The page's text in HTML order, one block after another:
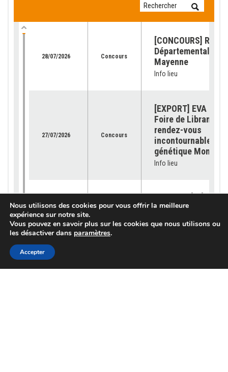
28/07/2026 Concours
[CONCOURS]
Départemental de
Mayenne
Info lieu
27/07/2026 Concours
[EXPORT] EVA
Foire de Libramont
rendez-vous
incontournable
génétique
Info lieu
23/07/2026
catalogue 2026 est
disponible !
[SUBVENTION] Les
Nous utilisons des cookies pour vous offrir la meilleure
expérience sur notre site.
Vous pouvez en savoir plus sur les cookies que nous utilisons ou
les désactiver dans paramètres.
Accepter